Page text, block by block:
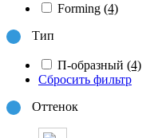
Forming (4)
Тип
П-образный (4)
Сбросить фильтр
Оттенок